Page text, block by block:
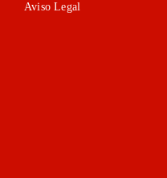
Aviso Legal